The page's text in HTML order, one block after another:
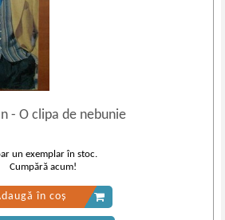
- O clipa de nebunie
un exemplar în stoc.
Cumpără acum!
în coș